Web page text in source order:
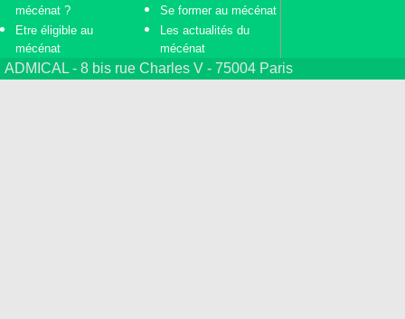
mécénat ?
Etre éligible au
mécénat
Se former au mécénat
Les actualités du
mécénat
ADMICAL - 8 bis rue Charles V - 75004 Paris